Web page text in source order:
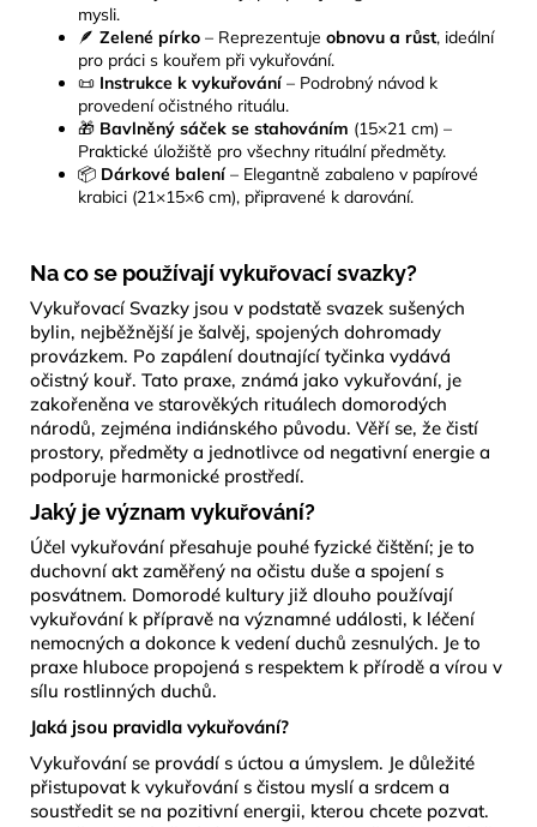
mysli.
🪶 Zelené pírko – Reprezentuje obnovu a růst, ideální
pro práci s kouřem při vykuřování.
📜 Instrukce k vykuřování– Podrobný návod k
provedení očistného rituálu.
🎁 Bavlněný sáček se stahováním (15×21 cm) –
Praktické úložiště pro všechny rituální předměty.
📦 Dárkové balení– Elegantně zabaleno v papírové
krabici (21×15×6 cm), připravené k darování.
Na co se používají vykuřovací svazky?
Vykuřovací Svazky jsou v podstatě svazek sušených
bylin, nejběžnější je šalvěj, spojených dohromady
provázkem. Po zapálení doutnající tyčinka vydává
očistný kouř. Tato praxe, známá jako vykuřování, je
zakořeněna ve starověkých rituálech domorodých
národů, zejména indiánského původu. Věří se, že čistí
prostory, předměty a jednotlivce od negativní energie a
podporuje harmonické prostředí.
Jaký je význam vykuřování?
Účel vykuřování přesahuje pouhé fyzické čištění; je to
duchovní akt zaměřený na očistu duše a spojení s
posvátnem. Domorodé kultury již dlouho používají
vykuřování k přípravě na významné události, k léčení
nemocných a dokonce k vedení duchů zesnulých. Je to
praxe hluboce propojená s respektem k přírodě a vírou v
sílu rostlinných duchů.
Jaká jsou pravidla vykuřování?
Vykuřování se provádí s úctou a úmyslem. Je důležité
přistupovat k vykuřování s čistou myslí a srdcem a
soustředit se na pozitivní energii, kterou chcete pozvat.